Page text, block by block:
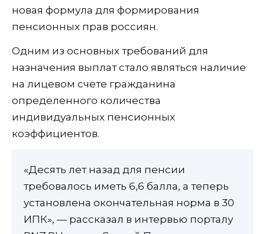
новая формула для формирования
пенсионных прав россиян.
Одним из основных требований для
назначения выплат стало являться наличие
на лицевом счете гражданина
определенного количества
индивидуальных пенсионных
коэффициентов.
«Десять лет назад для пенсии
требовалось иметь 6,6 балла, а теперь
установлена окончательная норма в 30
ИПК», — рассказал в интервью порталу